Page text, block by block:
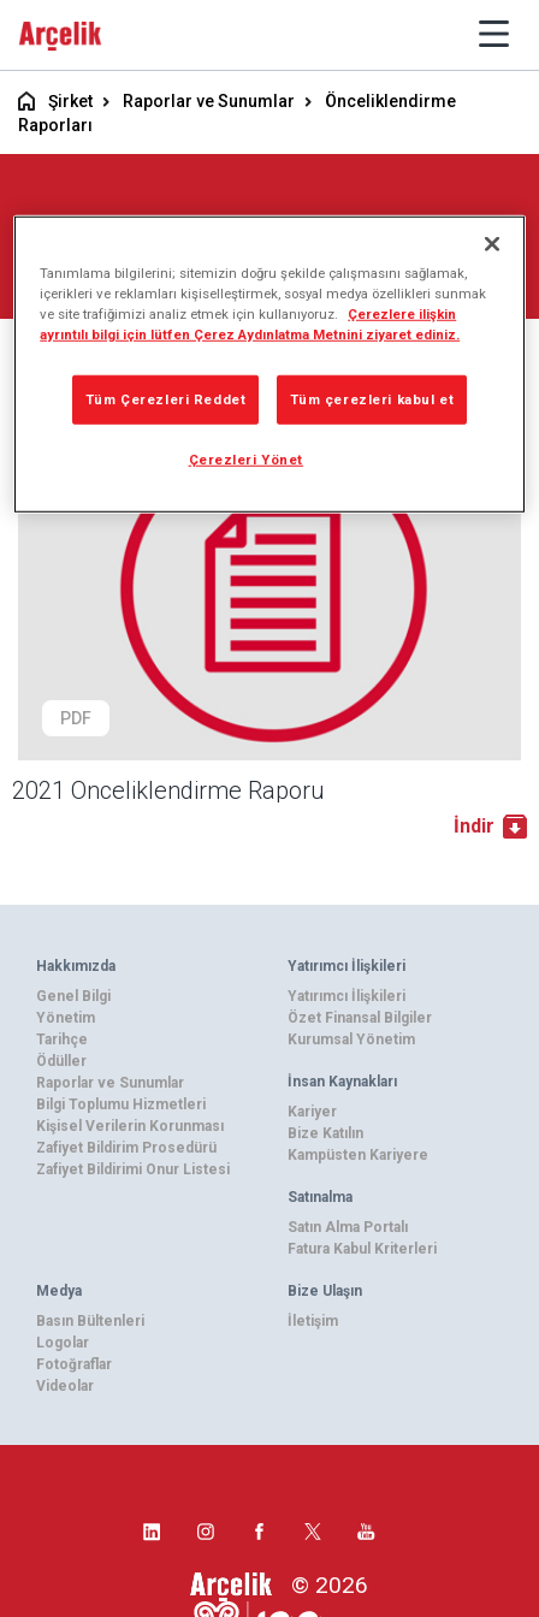
Şirket Raporlar ve Sunumlar
Önceliklendirme
Raporları
ÖnceliklendirmeRaporları
PDF
2021 Önceliklendirme Raporu
İndir
Hakkımızda
Genel Bilgi
Yönetim
Tarihçe
Ödüller
Raporlar ve Sunumlar
Bilgi Toplumu Hizmetleri
Kişisel Verilerin Korunması
Zafiyet Bildirim Prosedürü
Zafiyet Bildirimi Onur Listesi
Yatırımcı İlişkileri
Yatırımcı İlişkileri
Özet Finansal Bilgiler
Kurumsal Yönetim
İnsan Kaynakları
Kariyer
Bize Katılın
Kampüsten Kariyere
Satınalma
Satın Alma Portalı
Fatura Kabul Kriterleri
Medya
Basın Bültenleri
Logolar
Fotoğraflar
Videolar
Bize Ulaşın
İletişim
© 2026
Tanımlama bilgilerini; sitemizin doğru şekilde çalışmasını sağlamak,
içerikleri ve reklamları kişiselleştirmek, sosyal medya özellikleri sunmak
ve site trafiğimizi analiz etmek için kullanıyoruz. Çerezlere ilişkin
ayrıntılı bilgi için lütfen Çerez Aydınlatma Metnini ziyaret ediniz.
Tüm Çerezleri Reddet Tüm çerezleri kabul et
Çerezleri Yönet